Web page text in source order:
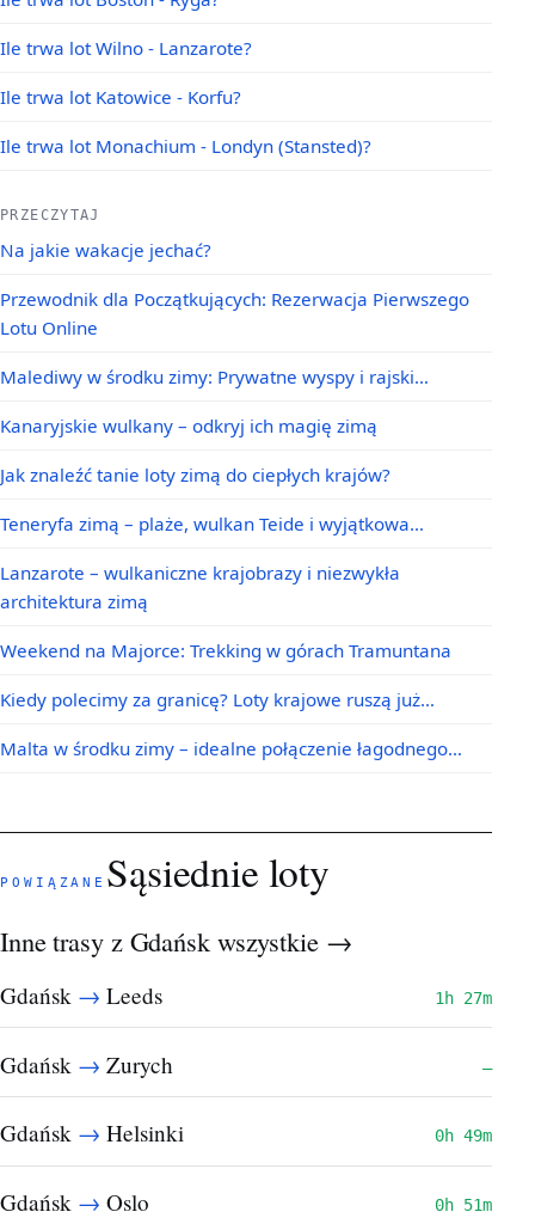
Ile trwa lot Wilno - Lanzarote?
Ile trwa lot Katowice - Korfu?
Ile trwa lot Monachium - Londyn (Stansted)?
PRZECZYTAJ
Na jakie wakacje jechać?
Przewodnik dla Początkujących: Rezerwacja Pierwszego
Lotu Online
Malediwy w środku zimy: Prywatne wyspy i rajski…
Kanaryjskie wulkany – odkryj ich magię zimą
Jak znaleźć tanie loty zimą do ciepłych krajów?
Teneryfa zimą – plaże, wulkan Teide i wyjątkowa…
Lanzarote – wulkaniczne krajobrazy i niezwykła
architektura zimą
Weekend na Majorce: Trekking w górach Tramuntana
Kiedy polecimy za granicę? Loty krajowe ruszą już…
Malta w środku zimy – idealne połączenie łagodnego…
POWIĄZANE Sąsiednie loty
Inne trasy z Gdańskwszystkie →
Gdańsk → Leeds 1h 27m
Gdańsk → Zurych —
Gdańsk → Helsinki 0h 49m
Gdańsk → Oslo 0h 51m